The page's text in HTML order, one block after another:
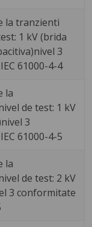
la tranzienti
1 kV (brida
3
61000-4-4
la
de test: 1 kV
3
61000-4-5
la
de test: 2 kV
3 conformitate